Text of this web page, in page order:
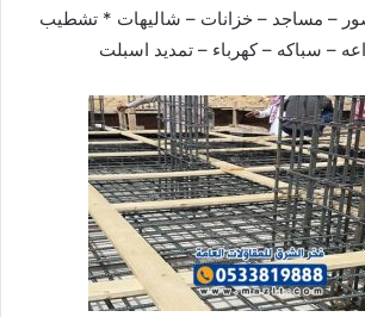
– مساجد – خزانات – شاليهات * تشطيب
– سباكه – كهرباء – تمديد اسبلت